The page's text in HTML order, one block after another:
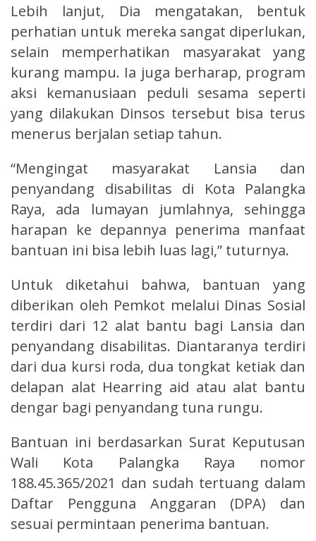
Lebih lanjut, Dia mengatakan, bentuk
perhatian untuk mereka sangat diperlukan,
selain memperhatikan masyarakat yang
kurang mampu. Ia juga berharap, program
aksi kemanusiaan peduli sesama seperti
yang dilakukan Dinsos tersebut bisa terus
menerus berjalan setiap tahun.
“Mengingat masyarakat Lansia dan
penyandang disabilitas di Kota Palangka
Raya, ada lumayan jumlahnya, sehingga
harapan ke depannya penerima manfaat
bantuan ini bisa lebih luas lagi,” tuturnya.
Untuk diketahui bahwa, bantuan yang
diberikan oleh Pemkot melalui Dinas Sosial
terdiri dari 12 alat bantu bagi Lansia dan
penyandang disabilitas. Diantaranya terdiri
dari dua kursi roda, dua tongkat ketiak dan
delapan alat Hearring aid atau alat bantu
dengar bagi penyandang tuna rungu.
Bantuan ini berdasarkan Surat Keputusan
Wali Kota Palangka Raya nomor
188.45.365/2021 dan sudah tertuang dalam
Daftar Pengguna Anggaran (DPA) dan
sesuai permintaan penerima bantuan.